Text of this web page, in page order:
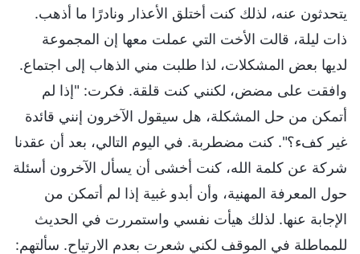
يتحدثون عنه، لذلك كنت أختلق الأعذار ونادرًا ما أذهب.
ذات ليلة، قالت الأخت التي عملت معها إن المجموعة
لديها بعض المشكلات، لذا طلبت مني الذهاب إلى اجتماع.
وافقت على مضض، لكنني كنت قلقة. فكرت: "إذا لم
أتمكن من حل المشكلة، هل سيقول الآخرون إنني قائدة
غير كفء؟". كنت مضطربة. في اليوم التالي، بعد أن عقدنا
شركة عن كلمة الله، كنت أخشى أن يسأل الآخرون أسئلة
حول المعرفة المهنية، وأن أبدو غبية إذا لم أتمكن من
الإجابة عنها. لذلك هيأت نفسي واستمررت في الحديث
للمماطلة في الموقف لكني شعرت بعدم الارتياح. سألتهم: